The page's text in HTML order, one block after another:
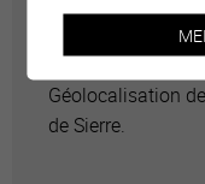
Carte
Géolocalisation
de Sierre.